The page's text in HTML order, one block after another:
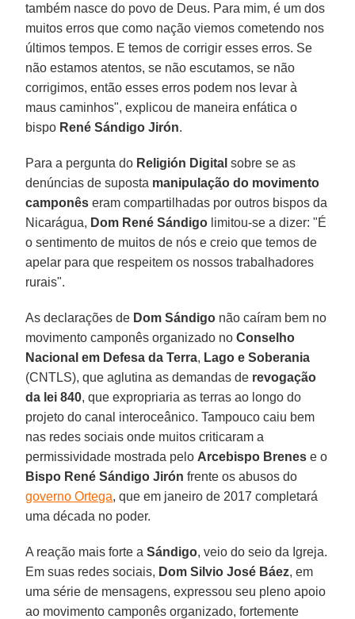
também nasce do povo de Deus. Para mim, é um dos
muitos erros que como nação viemos cometendo nos
últimos tempos. E temos de corrigir esses erros. Se
não estamos atentos, se não escutamos, se não
corrigimos, então esses erros podem nos levar à
maus caminhos", explicou de maneira enfática o
bispo René Sándigo Jirón.
Para a pergunta do Religión Digital sobre se as
denúncias de suposta manipulação do movimento
camponês eram compartilhadas por outros bispos da
Nicarágua, Dom René Sándigo limitou-se a dizer: "É
o sentimento de muitos de nós e creio que temos de
apelar para que respeitem os nossos trabalhadores
rurais".
As declarações de Dom Sándigo não caíram bem no
movimento camponês organizado no Conselho
Nacional em Defesa da Terra, Lago e Soberania
(CNTLS), que aglutina as demandas de revogação
da lei 840, que expropriaria as terras ao longo do
projeto do canal interoceânico. Tampouco caiu bem
nas redes sociais onde muitos criticaram a
permissividade mostrada pelo Arcebispo Brenes e o
Bispo René Sándigo Jirón frente os abusos do
governo Ortega, que em janeiro de 2017 completará
uma década no poder.
A reação mais forte aSándigo, veio do seio da Igreja.
Em suas redes sociais, Dom Silvio José Báez, em
uma série de mensagens, expressou seu pleno apoio
ao movimento camponês organizado, fortemente